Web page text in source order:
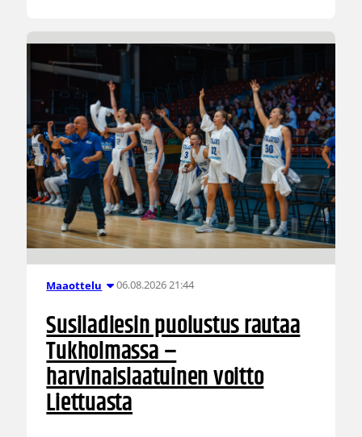
Maaottelu 06.08.2026 21:44
Susiladiesin puolustus rautaa
Tukholmassa –
harvinaislaatuinen voitto
Liettuasta